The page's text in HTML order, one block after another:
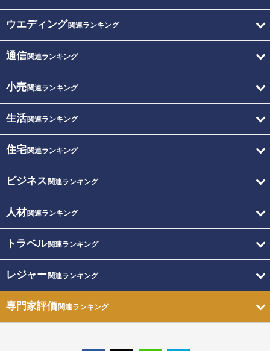
ウエディング関連ランキング
通信関連ランキング
小売関連ランキング
生活関連ランキング
住宅関連ランキング
ビジネス 関連ランキング
人材関連ランキング
トラベル関連ランキング
レジャー関連ランキング
専門家評価関連ランキング